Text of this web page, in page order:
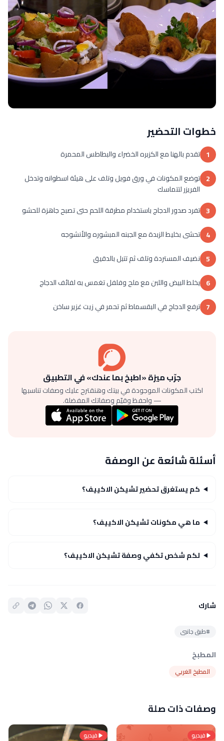
خطوات التحضير
1 تقدم بالهنا مع الكزبره الخضراء والبطاطس المحمرة
2 توضع المكونات في ورق فويل وتلف على هيئة اسطوانه وتدخل
الفريزر لتتماسك
3 تفرد صدور الدجاج باستخدام مطرقة اللحم حتى تصبح جاهزة للحشو
4 تحشى بخليط الزبدة مع الجبنه المبشوره والأنشوجه
5 نضيف المستردة وتلف ثم تتبل بالدقيق
6 يخلط البيض واللبن مع ملح وفلفل تغمس به لفائف الدجاج
7 ترفع الدجاج في البقسماط ثم تحمر في زيت غزير ساخن
جرّب ميزة «اطبخ بما عندك» في التطبيق
اكتب المكونات الموجودة في بيتك وهنقترح عليك وصفات تناسبها
— واحفظ وقيّم وصفاتك المفضلة.
أسئلة شائعة عن الوصفة
كم يستغرق تحضير تشيكن الاكييف؟
ما هي مكونات تشيكن الاكييف؟
لكم شخص تكفي وصفة تشيكن الاكييف؟
شارك
#طبق جانبى
المطبخ
المطبخ الغربي
وصفات ذات صلة
فيديو فيديو